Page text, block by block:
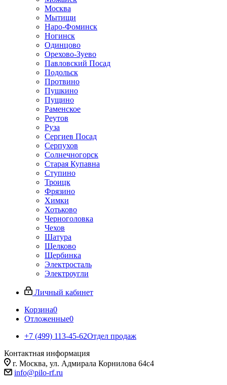
Москва
Мытищи
Наро-Фоминск
Ногинск
Одинцово
Орехово-Зуево
Павловский Посад
Подольск
Протвино
Пушкино
Пущино
Раменское
Реутов
Руза
Сергиев Посад
Серпухов
Солнечногорск
Старая Купавна
Ступино
Троицк
Фрязино
Химки
Хотьково
Черноголовка
Чехов
Шатура
Щелково
Щербинка
Электросталь
Электроугли
Личный кабинет
Корзина0
Отложенные0
+7 (499) 113-45-62Отдел продаж
Контактная информация
г. Москва, ул. Адмирала Корнилова 64с4
info@pilo-rf.ru